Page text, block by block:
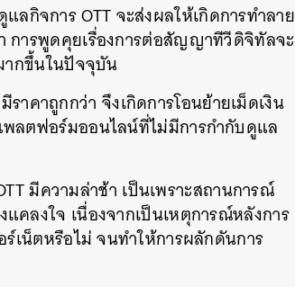
กิจการ OTT จะส่งผลให้เกิดการทำลาย
การพูดคุยเรื่องการต่อสัญญาทีวีดิจิทัลจะ
ากขึ้นในปัจจุบัน
คาถูกกว่า จึงเกิดการโอนย้ายเม็ดเงิน
ลตฟอร์มออนไลน์ที่ไม่มีการกำกับดูแล
มีความล่าช้า เป็นเพราะสถานการณ์
ลงใจ เนื่องจากเป็นเหตุการณ์หลังการ
เน็ตหรือไม่ จนทำให้การผลักดันการ